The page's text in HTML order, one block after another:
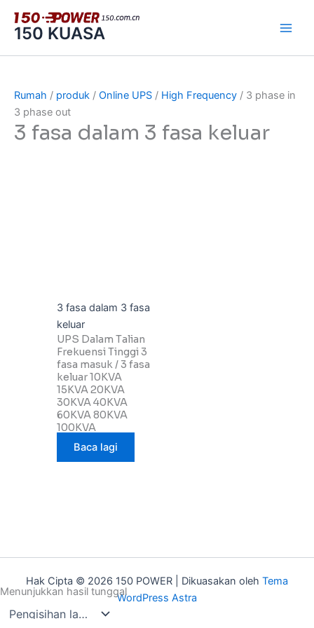
容
150 KUASA
Rumah / produk / Online UPS / High Frequency / 3 phase in
3 phase out
3 fasa dalam 3 fasa keluar
Menunjukkan hasil tunggal
3 fasa dalam 3 fasa
keluar
UPS Dalam Talian
Frekuensi Tinggi 3
fasa masuk / 3 fasa
keluar 10KVA
15KVA 20KVA
30KVA 40KVA
60KVA 80KVA
100KVA
Baca lagi
Hak Cipta © 2026 150 POWER | Dikuasakan oleh Tema
WordPress Astra